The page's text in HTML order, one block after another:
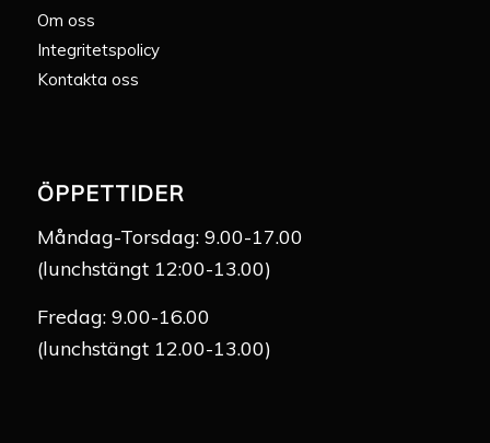
Om oss
Integritetspolicy
Kontakta oss
ÖPPETTIDER
Måndag-Torsdag: 9.00-17.00
(lunchstängt 12:00-13.00)
Fredag: 9.00-16.00
(lunchstängt 12.00-13.00)